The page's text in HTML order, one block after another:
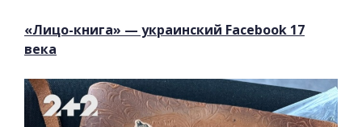
«Лицо-книга» — украинский Facebook 17
века